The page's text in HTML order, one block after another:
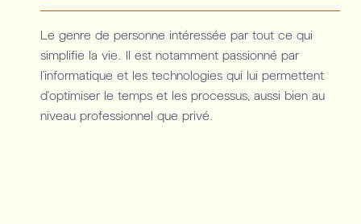
Le genre de personne intéressée par tout ce qui
simplifie la vie. Il est notamment passionné par
l’informatique et les technologies qui lui permettent
d’optimiser le temps et les processus, aussi bien au
niveau professionnel que privé.